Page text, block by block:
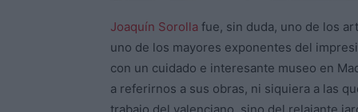
Joaquín Sorolla fue, sin duda, uno de los
uno de los mayores exponentes del
con un cuidado e interesante museo en
a referirnos a sus obras, ni siquiera a las